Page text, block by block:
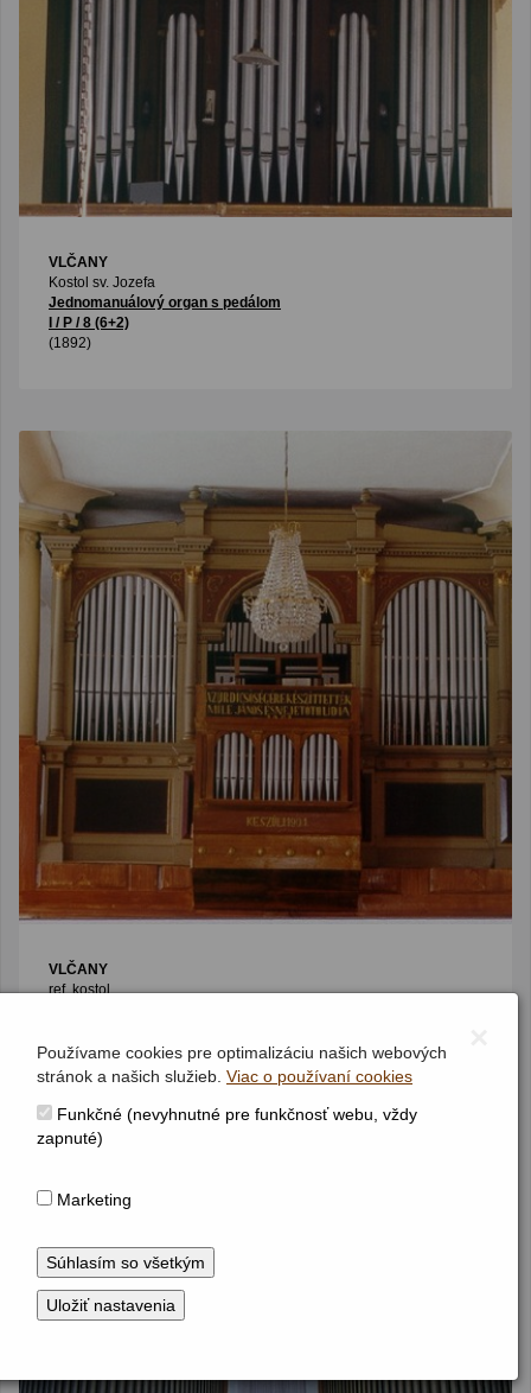
VLČANY
Kostol sv. Jozefa
Jednomanuálový organ s pedálom
I / P / 8 (6+2)
(1892)
VLČANY
ref. kostol
(1901)
Používame cookies pre optimalizáciu našich webových
stránok a našich služieb. Viac o používaní cookies
Funkčné (nevyhnutné pre funkčnosť webu, vždy
zapnuté)
Marketing